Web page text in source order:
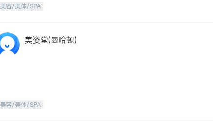
美容/美体/SPA
美姿堂(曼哈顿)
美容/美体/SPA